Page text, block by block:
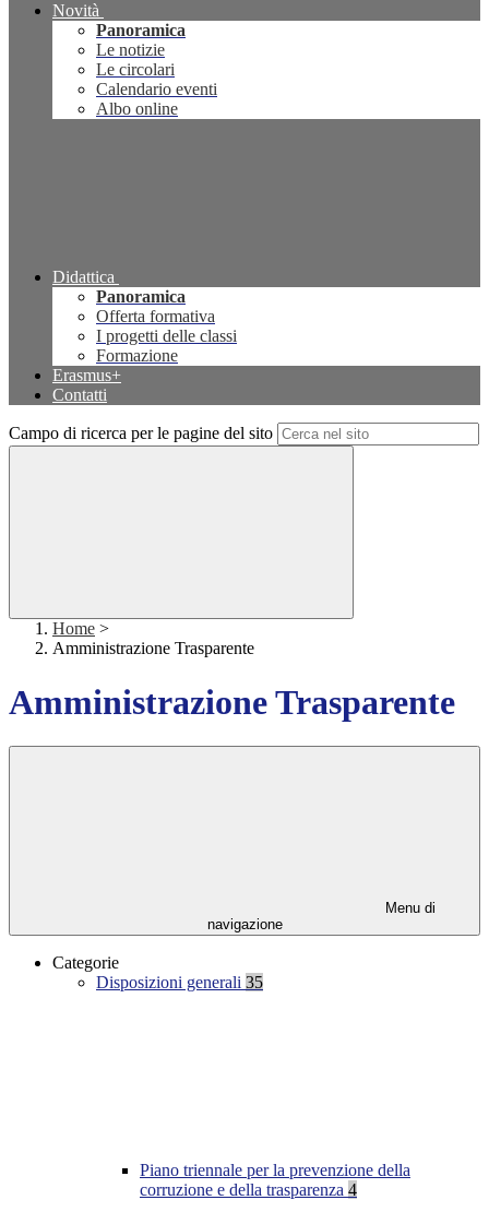
Novità
Panoramica
Le notizie
Le circolari
Calendario eventi
Albo online
Didattica
Panoramica
Offerta formativa
I progetti delle classi
Formazione
Erasmus+
Contatti
Campo di ricerca per le pagine del sito
Home >
Amministrazione Trasparente
Amministrazione Trasparente
Menu di
navigazione
Categorie
Disposizioni generali 35
Piano triennale per la prevenzione della
corruzione e della trasparenza 4